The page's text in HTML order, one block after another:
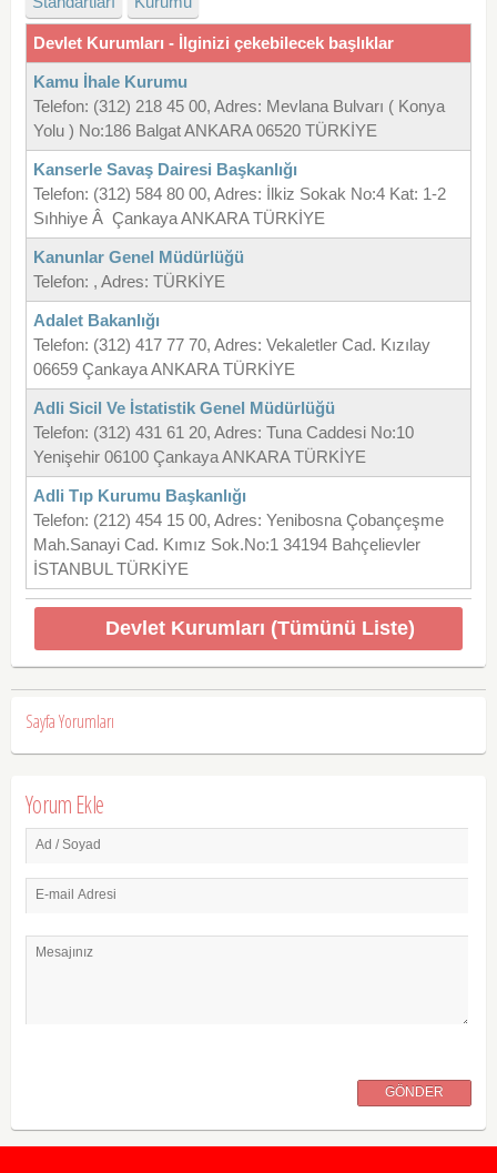
Devlet Kurumları - İlginizi çekebilecek başlıklar
Kamu İhale Kurumu
Telefon: (312) 218 45 00, Adres: Mevlana Bulvarı ( Konya
Yolu ) No:186 Balgat ANKARA 06520 TÜRKİYE
Kanserle Savaş Dairesi Başkanlığı
Telefon: (312) 584 80 00, Adres: İlkiz Sokak No:4 Kat: 1-2
Sıhhiye Â Çankaya ANKARA TÜRKİYE
Kanunlar Genel Müdürlüğü
Telefon: , Adres: TÜRKİYE
Adalet Bakanlığı
Telefon: (312) 417 77 70, Adres: Vekaletler Cad. Kızılay
06659 Çankaya ANKARA TÜRKİYE
Adli Sicil Ve İstatistik Genel Müdürlüğü
Telefon: (312) 431 61 20, Adres: Tuna Caddesi No:10
Yenişehir 06100 Çankaya ANKARA TÜRKİYE
Adli Tıp Kurumu Başkanlığı
Telefon: (212) 454 15 00, Adres: Yenibosna Çobançeşme
Mah.Sanayi Cad. Kımız Sok.No:1 34194 Bahçelievler
İSTANBUL TÜRKİYE
Devlet Kurumları (Tümünü Liste)
Sayfa Yorumları
Yorum Ekle
Ad / Soyad
E-mail Adresi
Mesajınız
GÖNDER